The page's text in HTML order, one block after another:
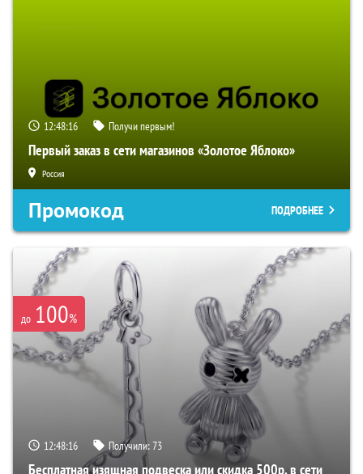
12:48:15 Получи первым!
Первый заказ в сети магазинов «Золотое Яблоко»
Россия
Промокод ПОДРОБНЕЕ
до 100%
12:48:15 Получили:73
Бесплатная изящная подвеска или скидка 500р. в сети